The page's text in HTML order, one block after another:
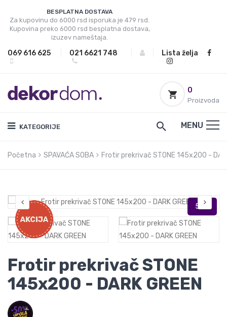
BESPLATNA DOSTAVA
Za kupovinu do 6000 rsd isporuka je 479 rsd.
Kupovina preko 6000 rsd besplatna dostava,
izuzev nameštaja.
069 616 625 021 6621 748 Lista želja
0
Proizvoda
KATEGORIJE MENU
Početna SPAVAĆA SOBA Frotir prekrivač STONE 145x200 -
Frotir prekrivač STONE
145x200 - DARK GREEN